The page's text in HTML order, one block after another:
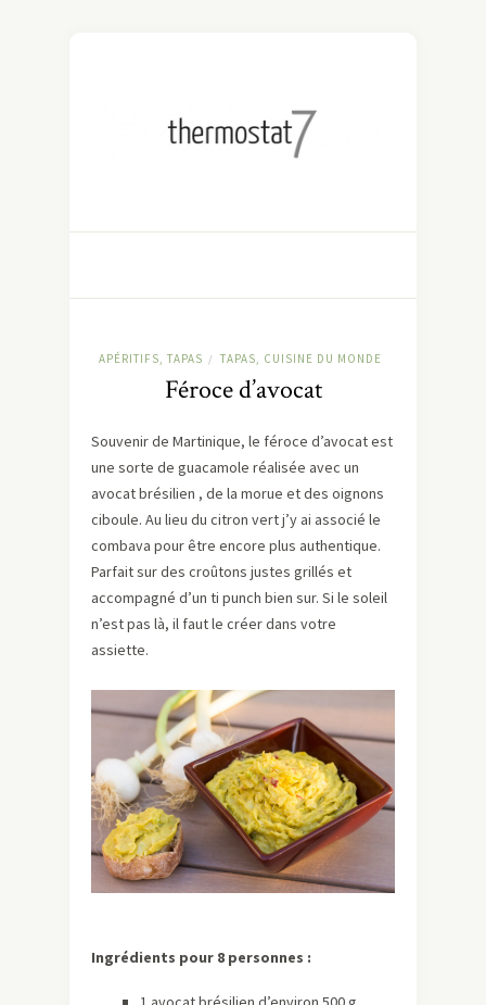
APÉRITIFS, TAPAS / TAPAS, CUISINE DU MONDE
Féroce d’avocat
Souvenir de Martinique, le féroce d’avocat est
une sorte de guacamole réalisée avec un
avocat brésilien , de la morue et des oignons
ciboule. Au lieu du citron vert j’y ai associé le
combava pour être encore plus authentique.
Parfait sur des croûtons justes grillés et
accompagné d’un ti punch bien sur. Si le soleil
n’est pas là, il faut le créer dans votre
assiette.
Ingrédients pour 8 personnes :